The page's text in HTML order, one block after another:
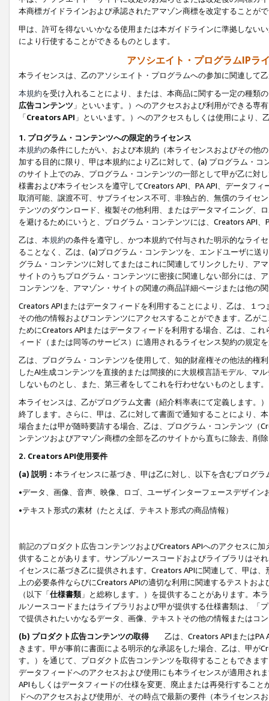
本商標ガイドラインおよび承認されたアマゾン商標を改定することが
甲は、許可を得ないいかなる使用または本ガイドラインに準拠しない
により行使することができるものとします。
アソシエイト・プログラムIPラ
本ライセンスは、乙のアソシエイト・プログラムへの参加に関連して
本規約を受け入れることにより、または、本商品に関する一定の種類
広告コンテンツ 」といいます。）へのアクセスおよび利用ができる専
「Creators API 」といいます。）へのアクセスもしくは使用により
1. プログラム・コンテンツへの限定的ライセンス
本規約の条件にしたがい、および本規約（本ライセンスおよびその他
加する目的に限り、甲は本規約により乙に対して、(a) プログラム・
のサイト上でのみ、プログラム・コンテンツの一部として甲が乙に対
様書および本ライセンスを遵守してCreators API、PA API、データフ
取消可能、譲渡不可、サブライセンス不可、非独占的、無償のライセ
テンツのダウンロード、複製その他利用、またはデータマイニング、
を避けるためにいうと、プログラム・コンテンツには、Creators API
乙は、 本規約の条件を遵守し、かつ本規約で付与された明示的なライ
ることなく、乙は、(a)プログラム・コンテンツを、エンドユーザに
グラム・コンテンツに対してまたはこれに関連してリンクしたり、ア
サイトのうちプログラム・コンテンツに密接に関連しない部分には、
コンテンツを、アマゾン・サイトの関連の商品詳細ページまたは他の
Creators APIまたはデータフィードを利用することにより、乙は、１
その他の情報およびコンテンツにアクセスすることができます。乙が
ためにCreators APIまたはデータフィードを利用する場合、乙は、こ
ィード（または同等のサービス）に適用されるライセンス契約の規定
乙は、プログラム・コンテンツを使用して、知的財産権その他法的権
したAI生成コンテンツを直接的または間接的に大規模言語モデル、マ
しないものとし、また、第三者をしてこれを行わせないものとします。
本ライセンスは、乙がプログラム文書（紹介料率表にて定義します。
終了します。さらに、甲は、乙に対して書面で通知することにより、
場合または甲が随時要請する場合、乙は、プログラム・コンテンツ（
ンテンツおよびアマゾン商標の全部を乙のサイトから直ちに除去、削
2. Creators API使用要件
(a) 説明： 本ライセンスに基づき、甲は乙に対し、以下を含むプログ
•データ、画像、音声、映像、ロゴ、ユーザインターフェースデザイ
•テキスト形式の素材（たとえば、テキスト形式の商品情報）
前記のプロダクト広告コンテンツおよびCreators APIへのアクセスに
供することがあります。サンプルソースコードおよびライブラリはそ
イセンスに基づき乙に提供されます。Creators APIに関連して、甲は
上の必要条件ならびにCreators APIの適切な利用に関連するテストお
（以下「仕様書類」と総称します。）を提供することがあります。本
ルソースコードまたはライブラリおよび甲が提供する仕様書類は、「
で提供されたいかなるデータ、画像、テキストその他の情報またはコ
(b) プロダクト広告コンテンツの取得
乙は、Creators APIまたはPA
きます。甲が事前に書面による明示的な承認をした場合、乙は、甲が
す。）を通じて、プロダクト広告コンテンツを取得することもできま
データフィードへのアクセスおよび使用にも本ライセンスが適用され
APIもしくはデータフィードの仕様を変更、廃止または再発行するこ
ドへのアクセスおよび使用が、その時点で最新の要件（本ライセン